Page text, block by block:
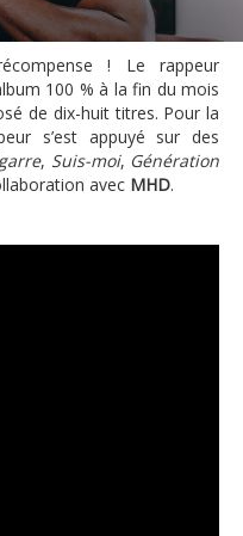
! Le rappeur
100 % à la fin du mois
de dix-huit titres. Pour la
s’est appuyé sur des
, Suis-moi, Génération
avec MHD.